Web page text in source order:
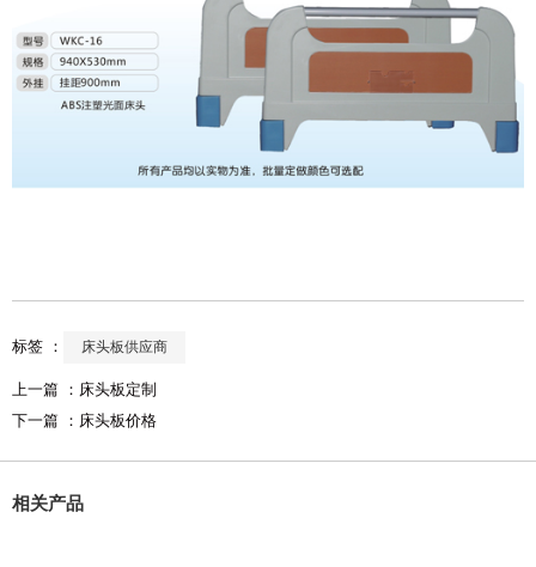
标签 ： 床头板供应商
上一篇 ： 床头板定制
下一篇 ： 床头板价格
相关产品